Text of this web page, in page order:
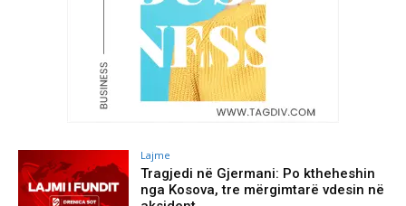
Lajme
Tragjedi në Gjermani: Po ktheheshin
nga Kosova, tre mërgimtarë vdesin në